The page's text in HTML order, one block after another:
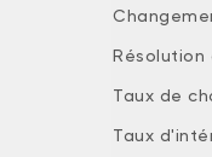
Résolution
Taux de
Taux